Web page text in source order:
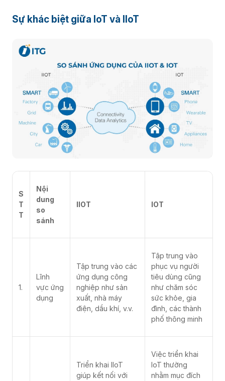
Sự khác biệt giữa IoT và IIoT
S
T
T
Nội
dung
so
sánh
IIOT IOT
1.
Lĩnh
vực ứng
dụng
Tập trung vào các
ứng dụng công
nghiệp như sản
xuất, nhà máy
điện, dầu khí, v.v.
Tập trung vào
phục vụ người
tiêu dùng cũng
như chăm sóc
sức khỏe, gia
đình, các thành
phố thông minh
Triển khai IIoT
giúp kết nối với
Việc triển khai
IoT thường
nhằm mục đích